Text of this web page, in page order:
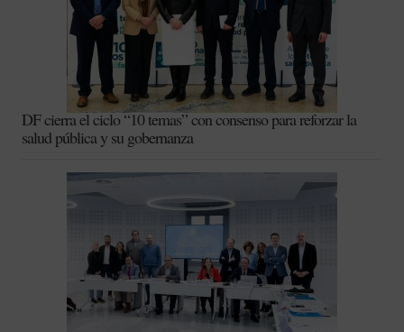
DF cierra el ciclo “10 temas” con consenso para reforzar la
salud pública y su gobernanza